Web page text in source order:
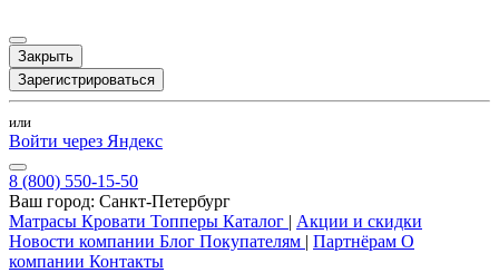
Закрыть
Зарегистрироваться
или
Войти через Яндекс
8 (800) 550-15-50
Ваш город: Санкт-Петербург
Матрасы Кровати Топперы Каталог | Акции и скидки
Новости компании Блог Покупателям | Партнёрам О
компании Контакты